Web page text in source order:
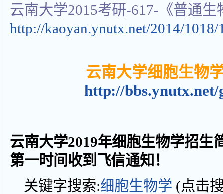
云南大学2015考研-617-《普通
http://kaoyan.ynutx.net/2014/
云南大学细胞生物
http://
云南大学2019年细胞生物学招生
第一时间收到飞信通知！
关键字搜索:细胞生物学 (点击